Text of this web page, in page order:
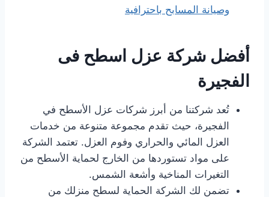
وصيانة المسابح باحترافية
أفضل شركة عزل اسطح فى
الفجيرة
تُعد شركتنا من أبرز شركات عزل الأسطح في
الفجيرة، حيث تقدم مجموعة متنوعة من خدمات
العزل المائي والحراري وفوم العزل. تعتمد الشركة
على مواد تستوردها من الخارج لحماية الأسطح من
التغيرات المناخية وأشعة الشمس.
تضمن لك الشركة الحماية لسطح منزلك من